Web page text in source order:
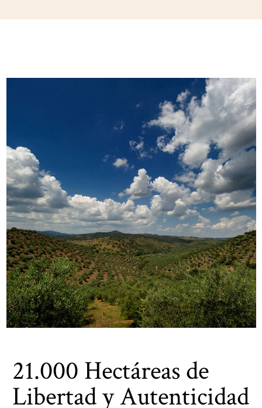
21.000 Hectáreas de
Libertad y Autenticidad